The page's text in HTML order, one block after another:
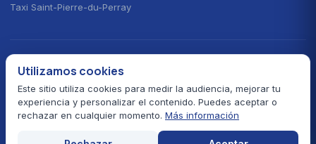
Taxi Saint-Pierre-du-Perray
ELEGIR EL IDIOMA · CHOOSE YOUR LANGUAGE
🇫🇷Français 🇬🇧English
© 2026 Taxi Autour de Moi — Todos los derechos reservados
Pago con tarjeta
Utilizamos cookies
Este sitio utiliza cookies para medir la audiencia, mejorar tu
experiencia y personalizar el contenido. Puedes aceptar o
rechazar en cualquier momento. Más información